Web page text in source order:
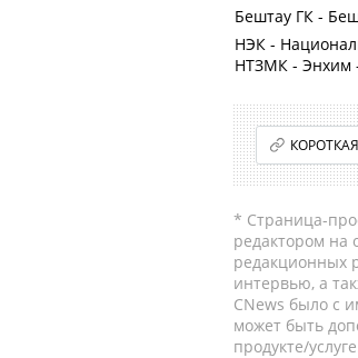
Бештау ГК -
НЭК -
НТЗМК - Энхим
* Страница-
редактором на
редакционных
интервью, а
CNews было с
может быть
продукте/